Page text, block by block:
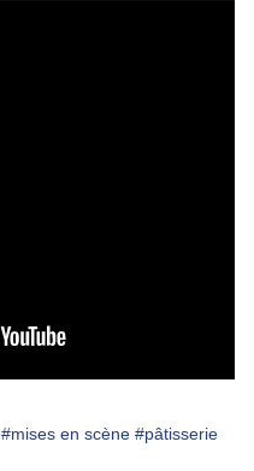
#mises en scène #pâtisserie